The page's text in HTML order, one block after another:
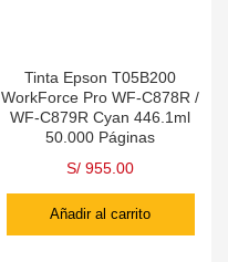
Tinta Epson T05B200
WorkForce Pro WF-C878R /
WF-C879R Cyan 446.1ml
50.000 Páginas
S/ 955.00
Añadir al carrito